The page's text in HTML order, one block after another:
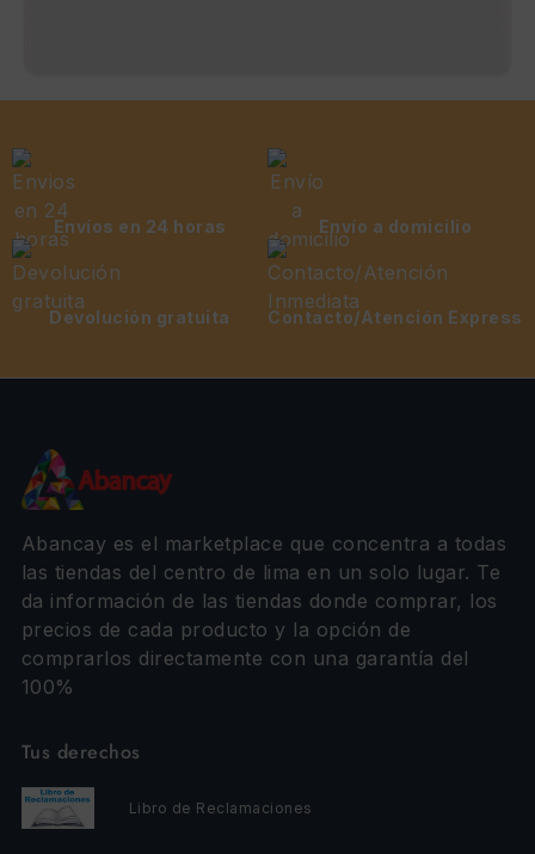
Envíos en 24 horas Envío a domicilio
Devolución gratuita Contacto/Atención Express
Abancay es el marketplace que concentra a todas
las tiendas del centro de lima en un solo lugar. Te
da información de las tiendas donde comprar, los
precios de cada producto y la opción de
comprarlos directamente con una garantía del
100%
Tus derechos
Libro de Reclamaciones